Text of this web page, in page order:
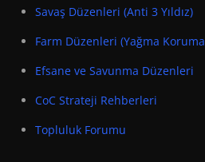
Savaş Düzenleri (Anti 3 Yıldız)
Farm Düzenleri (Yağma
Efsane ve Savunma Düzenleri
CoC Strateji Rehberleri
Topluluk Forumu